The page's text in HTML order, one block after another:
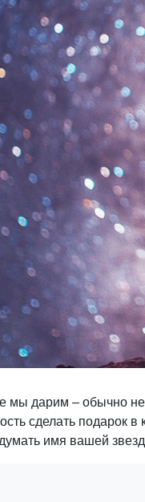
мы дарим – обычно
сделать подарок
имя вашей